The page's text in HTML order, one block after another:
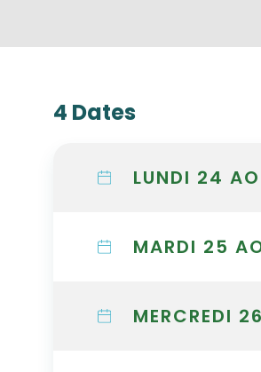
4 Dates
LUNDI 24
MARDI 25
MERCREDI